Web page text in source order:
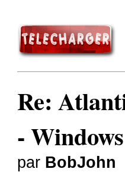
Re:
-
par BobJohn